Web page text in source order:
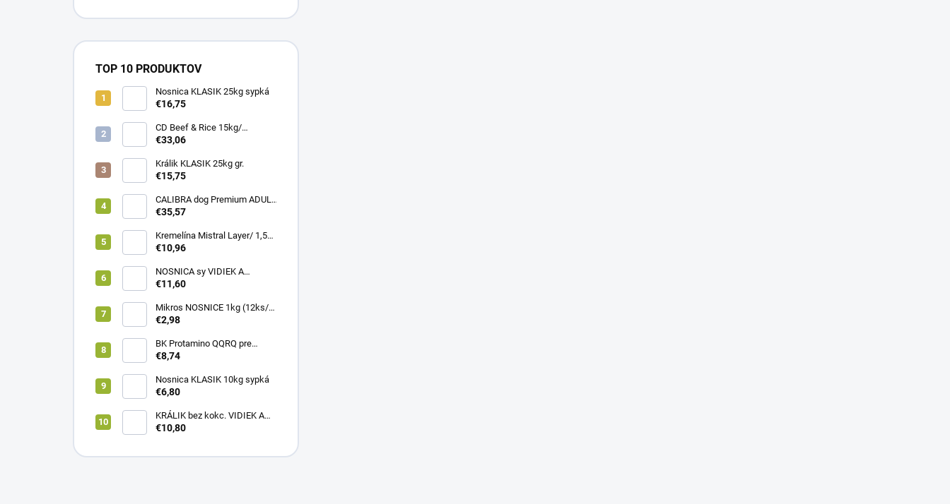
TOP 10 PRODUKTOV
Nosnica KLASIK 25kg sypká
€16,75
CD Beef & Rice 15kg/
Superpremium food
€33,06
Králik KLASIK 25kg gr.
€15,75
CALIBRA dog Premium ADULT
LARGE 12kg
€35,57
Kremelína Mistral Layer/ 1,5
kg vedro
€10,96
NOSNICA sy VIDIEK A
TRADÍCIA 20kg (1paleta/
€11,60
Mikros NOSNICE 1kg (12ks/
1kartón)
€2,98
BK Protamino QQRQ pre
nosnice 5kg SANO
€8,74
Nosnica KLASIK 10kg sypká
€6,80
KRÁLIK bez kokc. VIDIEK A
TRADÍCIA 20kg (1paleta/
€10,80